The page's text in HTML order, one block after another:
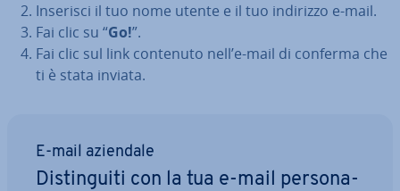
Inserisci il tuo nome utente e il tuo indirizzo e-mail.
Fai clic su “Go!”.
Fai clic sul link contenuto nell’e-mail di conferma che
ti è stata inviata.
E-mail aziendale
Di­stin­gui­ti con la tua e-mail per­so­na­